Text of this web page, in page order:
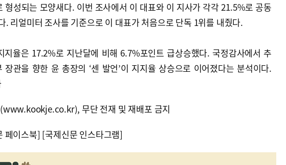
형성되는 모양새다. 이번 조사에서 이 대표와 이 지사가 각각 21.5%로 공동
. 리얼미터 조사를 기준으로 이 대표가 처음으로 단독 1위를 내줬다.
지율은 17.2%로 지난달에 비해 6.7%포인트 급상승했다. 국정감사에서 추
장관을 향한 윤 총장의 ‘센 발언’이 지지율 상승으로 이어졌다는 분석이다.
무단 전재 및 재배포 금지
페이스북] [국제신문 인스타그램]